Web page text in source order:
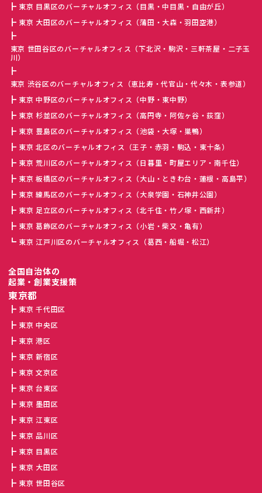
東京 目黒区のバーチャルオフィス（目黒・中目黒・自由が丘）
東京 大田区のバーチャルオフィス（蒲田・大森・羽田空港）
東京 世田谷区のバーチャルオフィス（下北沢・駒沢・三軒茶屋・二子玉
川）
東京 渋谷区のバーチャルオフィス（恵比寿・代官山・代々木・表参道）
東京 中野区のバーチャルオフィス（中野・東中野）
東京 杉並区のバーチャルオフィス（高円寺・阿佐ヶ谷・荻窪）
東京 豊島区のバーチャルオフィス（池袋・大塚・巣鴨）
東京 北区のバーチャルオフィス（王子・赤羽・駒込・東十条）
東京 荒川区のバーチャルオフィス（日暮里・町屋エリア・南千住）
東京 板橋区のバーチャルオフィス（大山・ときわ台・蓮根・高島平）
東京 練馬区のバーチャルオフィス（大泉学園・石神井公園）
東京 足立区のバーチャルオフィス（北千住・竹ノ塚・西新井）
東京 葛飾区のバーチャルオフィス（小岩・柴又・亀有）
東京 江戸川区のバーチャルオフィス（葛西・船堀・松江）
全国自治体の
起業・創業支援策
東京都
東京 千代田区
東京 中央区
東京 港区
東京 新宿区
東京 文京区
東京 台東区
東京 墨田区
東京 江東区
東京 品川区
東京 目黒区
東京 大田区
東京 世田谷区